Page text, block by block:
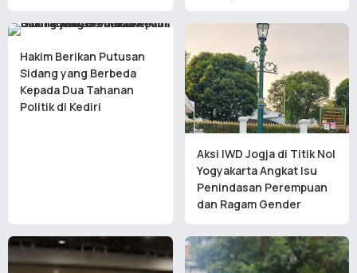
Hakim Berikan Putusan
Sidang yang Berbeda
Kepada Dua Tahanan
Politik di Kediri
Aksi IWD Jogja di Titik Nol
Yogyakarta Angkat Isu
Penindasan Perempuan
dan Ragam Gender